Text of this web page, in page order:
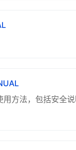
方法，包括安全